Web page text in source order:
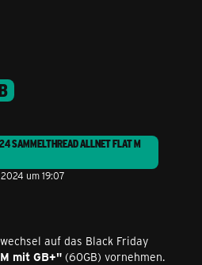
SAMMELTHREAD ALLNET FLAT M
um 19:07
auf das Black Friday
mit GB+" (60GB) vornehmen.